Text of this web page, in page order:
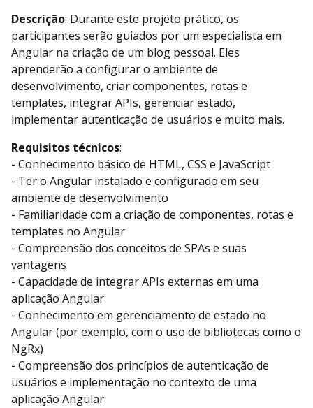
Descrição: Durante este projeto prático, os
participantes serão guiados por um especialista em
Angular na criação de um blog pessoal. Eles
aprenderão a configurar o ambiente de
desenvolvimento, criar componentes, rotas e
templates, integrar APIs, gerenciar estado,
implementar autenticação de usuários e muito mais.
Requisitos técnicos:
- Conhecimento básico de HTML, CSS e JavaScript
- Ter o Angular instalado e configurado em seu
ambiente de desenvolvimento
- Familiaridade com a criação de componentes, rotas e
templates no Angular
- Compreensão dos conceitos de SPAs e suas
vantagens
- Capacidade de integrar APIs externas em uma
aplicação Angular
- Conhecimento em gerenciamento de estado no
Angular (por exemplo, com o uso de bibliotecas como o
NgRx)
- Compreensão dos princípios de autenticação de
usuários e implementação no contexto de uma
aplicação Angular